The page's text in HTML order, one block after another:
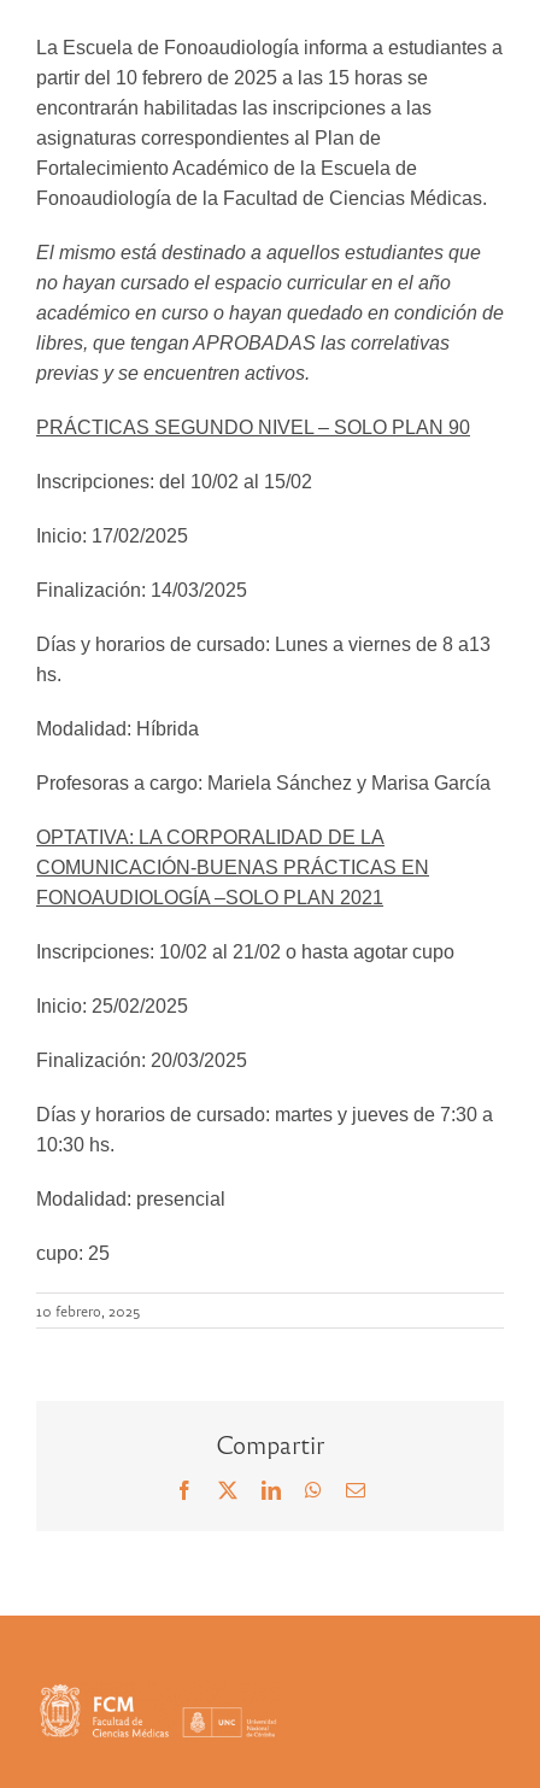
La Escuela de Fonoaudiología informa a estudiantes a
partir del 10 febrero de 2025 a las 15 horas se
encontrarán habilitadas las inscripciones a las
asignaturas correspondientes al Plan de
Fortalecimiento Académico de la Escuela de
Fonoaudiología de la Facultad de Ciencias Médicas.
El mismo está destinado a aquellos estudiantes que
no hayan cursado el espacio curricular en el año
académico en curso o hayan quedado en condición de
libres, que tengan APROBADAS las correlativas
previas y se encuentren activos.
PRÁCTICAS SEGUNDO NIVEL – SOLO PLAN 90
Inscripciones: del 10/02 al 15/02
Inicio: 17/02/2025
Finalización: 14/03/2025
Días y horarios de cursado: Lunes a viernes de 8 a13
hs.
Modalidad: Híbrida
Profesoras a cargo: Mariela Sánchez y Marisa García
OPTATIVA: LA CORPORALIDAD DE LA
COMUNICACIÓN-BUENAS PRÁCTICAS EN
FONOAUDIOLOGÍA –SOLO PLAN 2021
Inscripciones: 10/02 al 21/02 o hasta agotar cupo
Inicio: 25/02/2025
Finalización: 20/03/2025
Días y horarios de cursado: martes y jueves de 7:30 a
10:30 hs.
Modalidad: presencial
cupo: 25
10 febrero, 2025
Compartir
Facebook LinkedInWhatsApp
Correo